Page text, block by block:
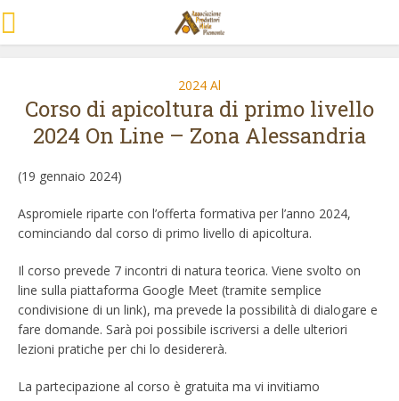
2024 Al
Corso di apicoltura di primo livello
2024 On Line – Zona Alessandria
(19 gennaio 2024)
Aspromiele riparte con l’offerta formativa per l’anno 2024,
cominciando dal corso di primo livello di apicoltura.
Il corso prevede 7 incontri di natura teorica. Viene svolto on
line sulla piattaforma Google Meet (tramite semplice
condivisione di un link), ma prevede la possibilità di dialogare e
fare domande. Sarà poi possibile iscriversi a delle ulteriori
lezioni pratiche per chi lo desidererà.
La partecipazione al corso è gratuita ma vi invitiamo